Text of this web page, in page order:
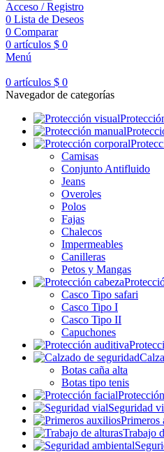
Acceso / Registro
0 Lista de Deseos
0 Comparar
0 artículos $ 0
Menú
0 artículos $ 0
Navegador de categorías
Camisas
Conjunto Antifluido
Jeans
Overoles
Polos
Fajas
Chalecos
Impermeables
Canilleras
Petos y Mangas
Casco Tipo safari
Casco Tipo I
Casco Tipo II
Capuchones
Botas caña alta
Botas tipo tenis
Seguridad
Primeros
Trabajo